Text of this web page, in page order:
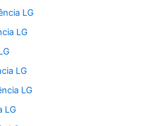
LG
LG
LG
LG
LG